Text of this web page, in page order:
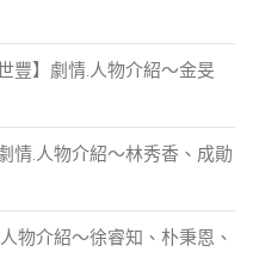
豐】劇情.人物介紹～金旻
情.人物介紹～林秀香、成勛
物介紹～徐睿知、朴秉恩、